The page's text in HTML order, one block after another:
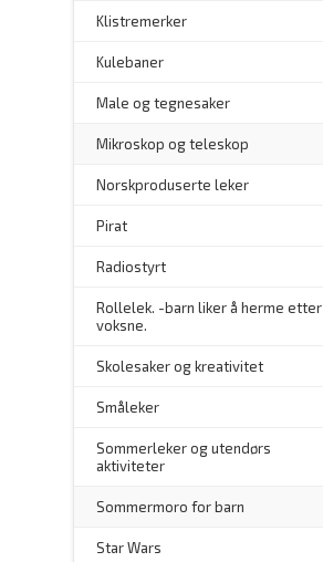
Klistremerker
Kulebaner
Male og tegnesaker
Mikroskop og teleskop
Norskproduserte leker
Pirat
Radiostyrt
Rollelek. -barn liker å herme etter
voksne.
Skolesaker og kreativitet
Småleker
Sommerleker og utendørs
aktiviteter
Sommermoro for barn
Star Wars